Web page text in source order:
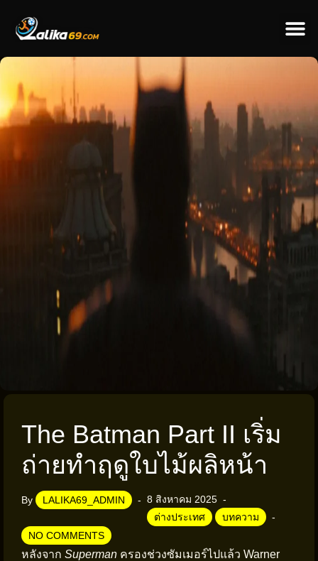
The Batman Part II เริ่ม
ถ่ายทำฤดูใบไม้ผลิหน้า
By LALIKA69_ADMIN
8 สิงหาคม 2025
ต่างประเทศ
บทความ
NO COMMENTS
หลังจาก Superman ครองช่วงซัมเมอร์ไปแล้ว Warner